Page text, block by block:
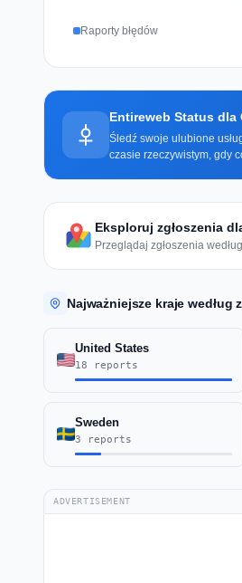
Raporty błędów
Entireweb Status dla
Śledź swoje ulubione
czasie rzeczywistym, gdy
Eksploruj zgłoszenia
Przeglądaj zgłoszenia
Najważniejsze kraje według
United States
18 reports
Sweden
3 reports
ADVERTISEMENT